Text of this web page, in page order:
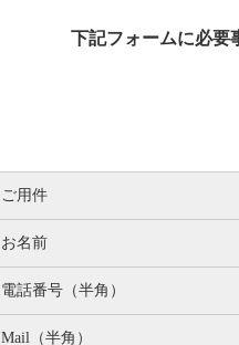
下記フォームに必要
ご用件
お名前
電話番号（半角）
Mail（半角）